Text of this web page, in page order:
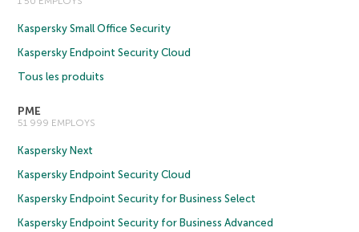
Kaspersky Small Office Security
Kaspersky Endpoint Security Cloud
Tous les produits
PME
51 999 EMPLOYS
Kaspersky Next
Kaspersky Endpoint Security Cloud
Kaspersky Endpoint Security for Business Select
Kaspersky Endpoint Security for Business Advanced